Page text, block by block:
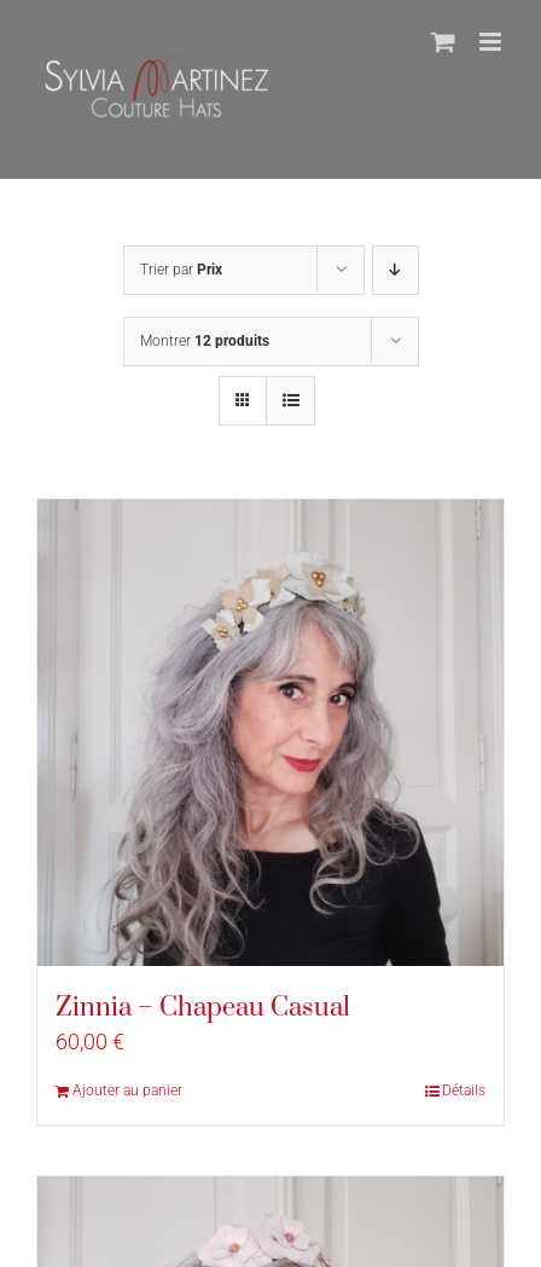
contenu
Trier par Prix
Montrer 12 produits
Zinnia – Chapeau Casual
60,00 €
Ajouter au panier Détails